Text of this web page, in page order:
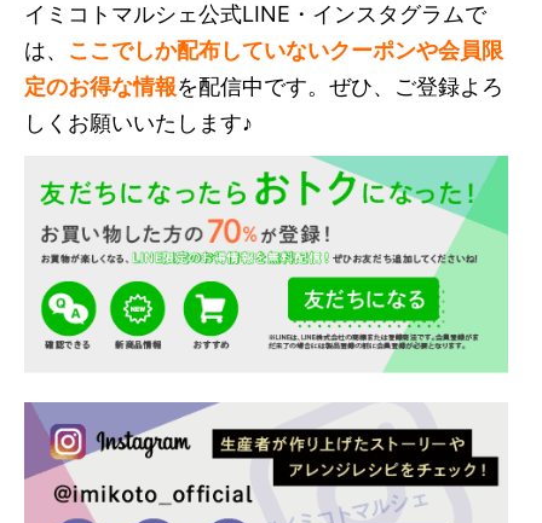
イミコトマルシェ公式LINE・インスタグラムで
は、 ここでしか配布していないクーポンや会員限
定のお得な情報を配信中です。ぜひ、ご登録よろ
しくお願いいたします♪